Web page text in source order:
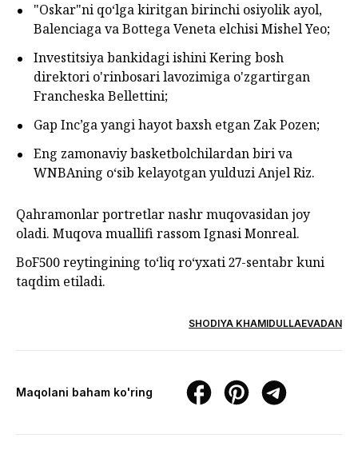
"Oskar"ni qo‘lga kiritgan birinchi osiyolik ayol,
Balenciaga va Bottega Veneta elchisi Mishel Yeo;
Investitsiya bankidagi ishini Kering bosh
direktori o'rinbosari lavozimiga o'zgartirgan
Francheska Bellettini;
Gap Inc’ga yangi hayot baxsh etgan Zak Pozen;
Eng zamonaviy basketbolchilardan biri va
WNBAning o‘sib kelayotgan yulduzi Anjel Riz.
Qahramonlar portretlar nashr muqovasidan joy
oladi. Muqova muallifi rassom Ignasi Monreal.
BoF500 reytingining toʻliq roʻyxati 27-sentabr kuni
taqdim etiladi.
SHODIYA KHAMIDULLAEVADAN
Maqolani baham ko'ring